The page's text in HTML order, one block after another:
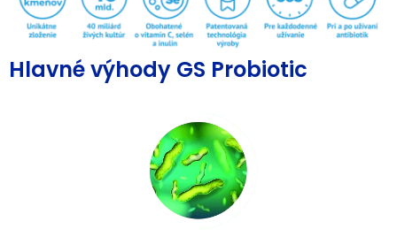
Hlavné výhody GS Probiotic